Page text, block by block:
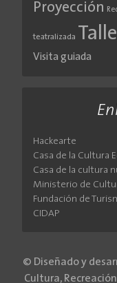
Proyección
teatralizada
Visita guiada
Hackearte
Casa de la Cultura
Casa de la cultura
Ministerio de
Fundación de
CIDAP
© Diseñado y
Cultura,